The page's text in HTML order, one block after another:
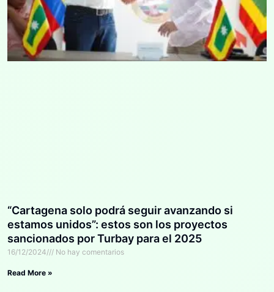
“Cartagena solo podrá seguir avanzando si
estamos unidos”: estos son los proyectos
sancionados por Turbay para el 2025
16/12/2024 No hay comentarios
Read More »